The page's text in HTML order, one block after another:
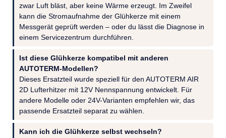
zwar Luft bläst, aber keine Wärme erzeugt. Im Zweifel
kann die Stromaufnahme der Glühkerze mit einem
Messgerät geprüft werden – oder du lässt die Diagnose in
einem Servicezentrum durchführen.
Ist diese Glühkerze kompatibel mit anderen
AUTOTERM-Modellen?
Dieses Ersatzteil wurde speziell für den AUTOTERM AIR
2D Lufterhitzer mit 12V Nennspannung entwickelt. Für
andere Modelle oder 24V-Varianten empfehlen wir, das
passende Ersatzteil separat zu wählen.
Kann ich die Glühkerze selbst wechseln?